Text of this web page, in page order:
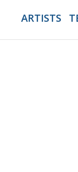
ARTISTS